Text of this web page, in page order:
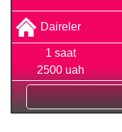
Daireler
1 saat
2500 uah